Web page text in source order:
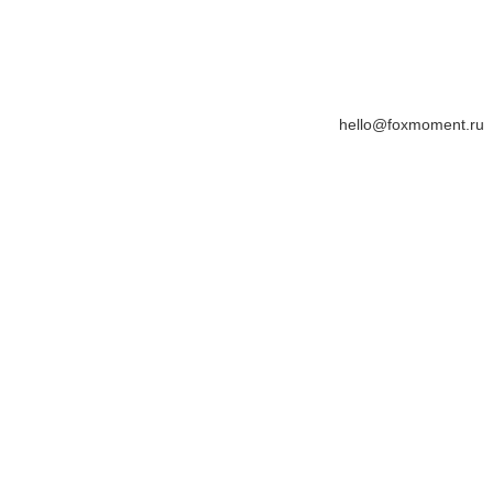
hello@foxmoment.ru